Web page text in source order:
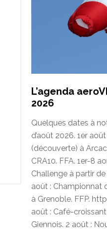
L’agenda
2026
Quelques dates à
d’août 2026. 1er
(découverte) à
CRA10. FFA. 1er-8
Challenge à partir de
août : Championnat
à Grenoble. FFP.
août : Café-
Giennois. 2 août :